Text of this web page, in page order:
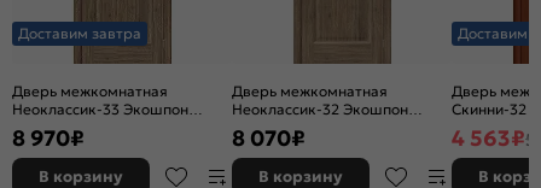
Доставим завтра
Дверь межкомнатная
Неоклассик-33 Экошпон
Original Oak, остекленная,
white сrystal, кромка нет,
филенчатая
8 970₽
В корзину
Дверь межкомнатная
Неоклассик-32 Экошпон
Original Oak, глухая, кромка
нет, филенчатая
8 070₽
В корзину
Доставим
Дверь
Скинни-32
глухая,
4 563₽5
В